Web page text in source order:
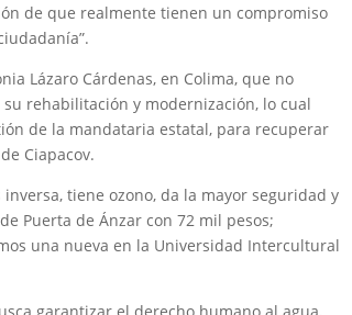
de que realmente tienen un compromiso
Lázaro Cárdenas, en Colima, que no
rehabilitación y modernización, lo cual
de la mandataria estatal, para recuperar
Ciapacov.
tiene ozono, da la mayor seguridad y
Puerta de Ánzar con 72 mil pesos;
una nueva en la Universidad Intercultural